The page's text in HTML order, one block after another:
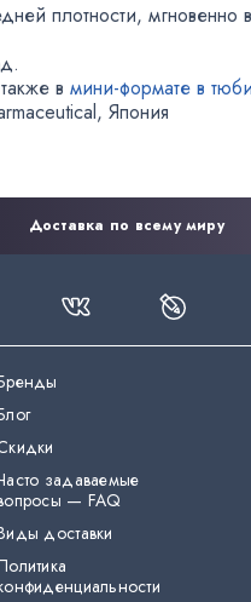
плотности, мгновенно
в мини-формате в
, Япония
Доставка по всему миру
задаваемые
— FAQ
доставки